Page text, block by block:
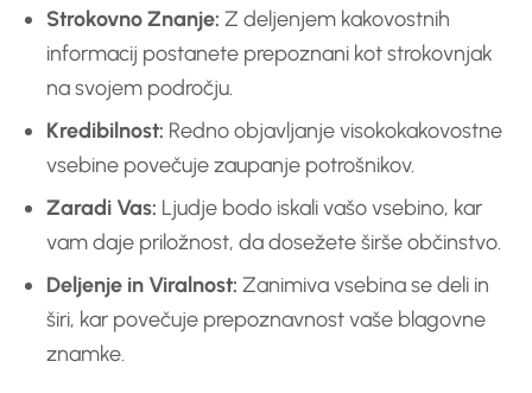
Strokovno Znanje: Z deljenjem kakovostnih
informacij postanete prepoznani kot strokovnjak
na svojem področju.
Kredibilnost: Redno objavljanje visokokakovostne
vsebine povečuje zaupanje potrošnikov.
Zaradi Vas: Ljudje bodo iskali vašo vsebino, kar
vam daje priložnost, da dosežete širše občinstvo.
Deljenje in Viralnost: Zanimiva vsebina se deli in
širi, kar povečuje prepoznavnost vaše blagovne
znamke.